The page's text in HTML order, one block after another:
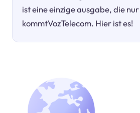
ist eine einzige ausgabe, die
kommtVozTelecom. Hier ist es!